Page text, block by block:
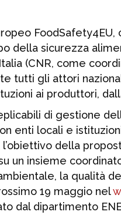
della sicurezza
(CNR, come
tutti gli attori
ai produttori,
di gestione
enti locali e
della
un insieme
la qualità
19 maggio nel
dal dipartimento